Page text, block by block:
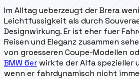
Im Alltag ueberzeugt der Brera
Leichtfussigkeit als durch
Designwirkung. Er ist eher fuer
Reisen und Eleganz zusammen
von groesseren Coupe-Modellen
BMW 6er wirkte der Alfa spezieller
wenn er fahrdynamisch nicht